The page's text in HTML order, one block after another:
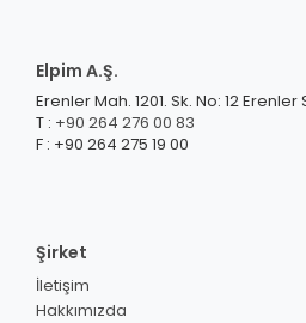
Elpim A.Ş.
Erenler Mah. 1201. Sk. No: 12
T : +90 264 276 00 83
F : +90 264 275 19 00
Şirket
İletişim
Hakkımızda